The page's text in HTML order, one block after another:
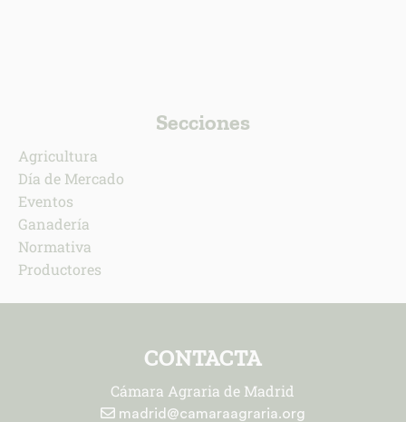
Secciones
Agricultura
Día de Mercado
Eventos
Ganadería
Normativa
Productores
CONTACTA
Cámara Agraria de Madrid
madrid@camaraagraria.org